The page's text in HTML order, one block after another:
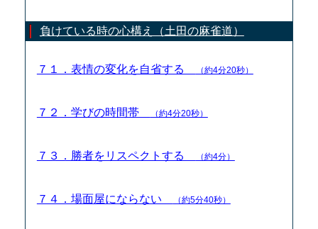
負けている時の心構え（土田の麻雀道）
７１．表情の変化を自省する （約4分20秒）
７２．学びの時間帯 （約4分20秒）
７３．勝者をリスペクトする （約4分）
７４．場面屋にならない （約5分40秒）